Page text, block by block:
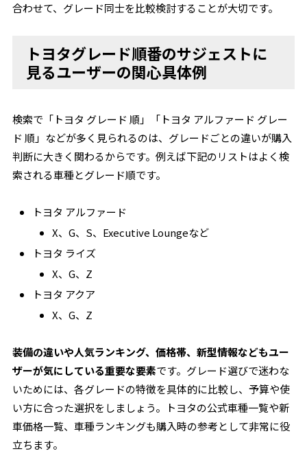
合わせて、グレード同士を比較検討することが大切です。
トヨタグレード順番のサジェストに
見るユーザーの関心具体例
検索で「トヨタ グレード 順」「トヨタ アルファード グレー
ド 順」などが多く見られるのは、グレードごとの違いが購入
判断に大きく関わるからです。例えば下記のリストはよく検
索される車種とグレード順です。
トヨタ アルファード
X、G、S、Executive Loungeなど
トヨタ ライズ
X、G、Z
トヨタ アクア
X、G、Z
装備の違いや人気ランキング、価格帯、新型情報などもユー
ザーが気にしている重要な要素です。グレード選びで迷わな
いためには、各グレードの特徴を具体的に比較し、予算や使
い方に合った選択をしましょう。トヨタの公式車種一覧や新
車価格一覧、車種ランキングも購入時の参考として非常に役
立ちます。